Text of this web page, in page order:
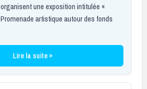
organisent une exposition intitulée «
Promenade artistique autour des fonds
Lire la suite »